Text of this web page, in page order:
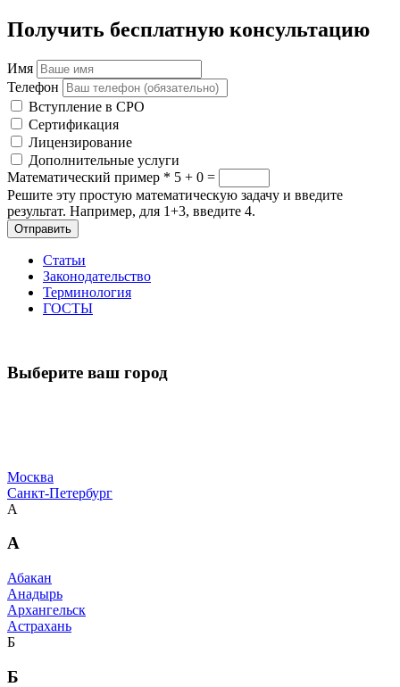
Получить бесплатную консультацию
Имя
Телефон
Вступление в СРО
Сертификация
Лицензирование
Дополнительные услуги
Математический пример * 5 + 0 =
Решите эту простую математическую задачу и введите
результат. Например, для 1+3, введите 4.
Отправить
Статьи
Законодательство
Терминология
ГОСТЫ
Выберите ваш город
Москва
Санкт-Петербург
А
А
Абакан
Анадырь
Архангельск
Астрахань
Б
Б